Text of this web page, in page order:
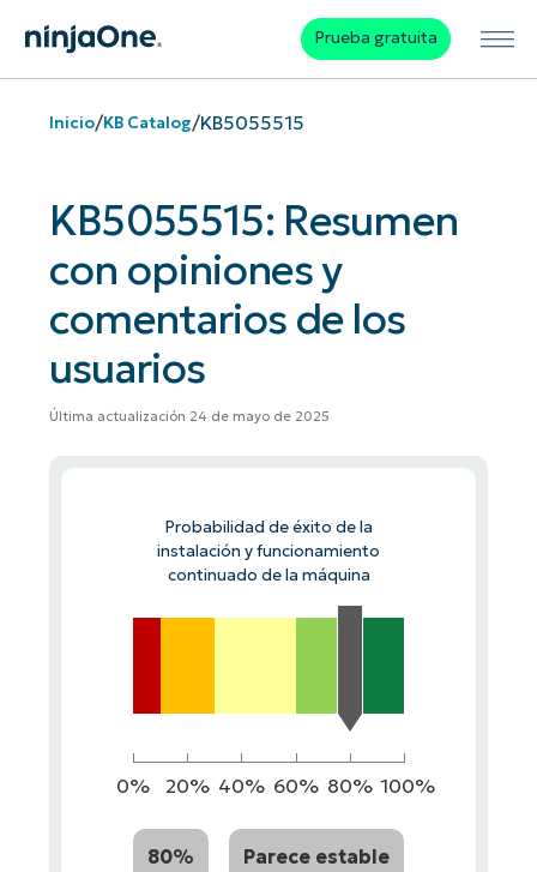
Prueba gratuita
Inicio/KB Catalog/KB5055515
KB5055515: Resumen
con opiniones y
comentarios de los
usuarios
Última actualización 24 de mayo de 2025
Probabilidad de éxito de la
instalación y funcionamiento
continuado de la máquina
0% 20% 40% 60% 80% 100%
80% Parece estable